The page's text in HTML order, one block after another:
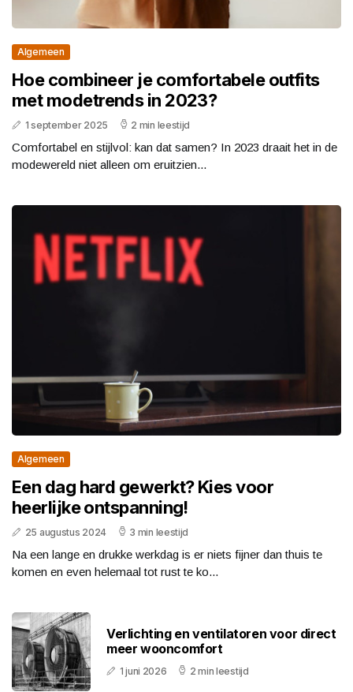
Algemeen
Hoe combineer je comfortabele outfits
met modetrends in 2023?
1 september 2025 2 min leestijd
Comfortabel en stijlvol: kan dat samen? In 2023 draait het in de
modewereld niet alleen om eruitzien...
Algemeen
Een dag hard gewerkt? Kies voor
heerlijke ontspanning!
25 augustus 2024 3 min leestijd
Na een lange en drukke werkdag is er niets fijner dan thuis te
komen en even helemaal tot rust te ko...
Verlichting en ventilatoren voor direct
meer wooncomfort
1 juni 2026 2 min leestijd